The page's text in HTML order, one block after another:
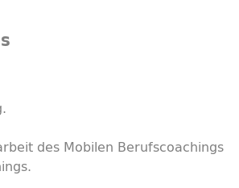
des Mobilen Berufscoachings
.